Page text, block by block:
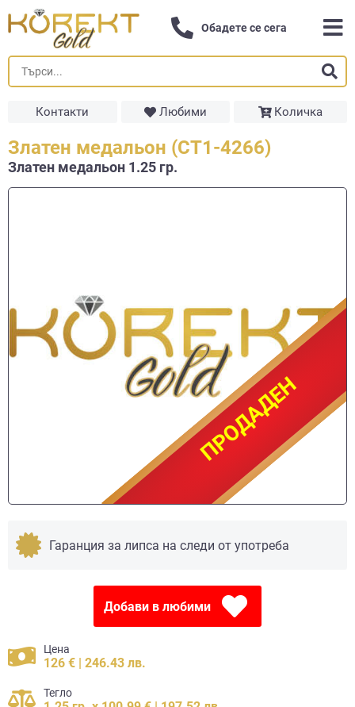
Обадете се сега
Контакти Любими Количка
Златен медальон (СТ1-4266)
Златен медальон 1.25 гр.
ПРОДАДЕН
ПРОДАДЕН
Гаранция за липса на следи от употреба
Добави в любими
Цена
126 € | 246.43 лв.
Тегло